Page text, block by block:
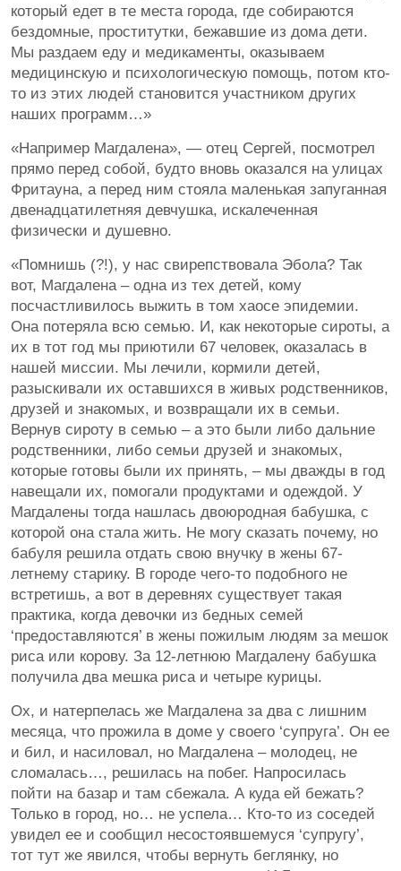
который едет в те места города, где собираются
бездомные, проститутки, бежавшие из дома дети.
Мы раздаем еду и медикаменты, оказываем
медицинскую и психологическую помощь, потом кто-
то из этих людей становится участником других
наших программ…»
«Например Магдалена», — отец Сергей, посмотрел
прямо перед собой, будто вновь оказался на улицах
Фритауна, а перед ним стояла маленькая запуганная
двенадцатилетняя девчушка, искалеченная
физически и душевно.
«Помнишь (?!), у нас свирепствовала Эбола? Так
вот, Магдалена – одна из тех детей, кому
посчастливилось выжить в том хаосе эпидемии.
Она потеряла всю семью. И, как некоторые сироты, а
их в тот год мы приютили 67 человек, оказалась в
нашей миссии. Мы лечили, кормили детей,
разыскивали их оставшихся в живых родственников,
друзей и знакомых, и возвращали их в семьи.
Вернув сироту в семью – а это были либо дальние
родственники, либо семьи друзей и знакомых,
которые готовы были их принять, – мы дважды в год
навещали их, помогали продуктами и одеждой. У
Магдалены тогда нашлась двоюродная бабушка, с
которой она стала жить. Не могу сказать почему, но
бабуля решила отдать свою внучку в жены 67-
летнему старику. В городе чего-то подобного не
встретишь, а вот в деревнях существует такая
практика, когда девочки из бедных семей
‘предоставляются’ в жены пожилым людям за мешок
риса или корову. За 12-летнюю Магдалену бабушка
получила два мешка риса и четыре курицы.
Ох, и натерпелась же Магдалена за два с лишним
месяца, что прожила в доме у своего ‘супруга’. Он ее
и бил, и насиловал, но Магдалена – молодец, не
сломалась…, решилась на побег. Напросилась
пойти на базар и там сбежала. А куда ей бежать?
Только в город, но… не успела… Кто-то из соседей
увидел ее и сообщил несостоявшемуся ‘супругу’,
тот тут же явился, чтобы вернуть беглянку, но